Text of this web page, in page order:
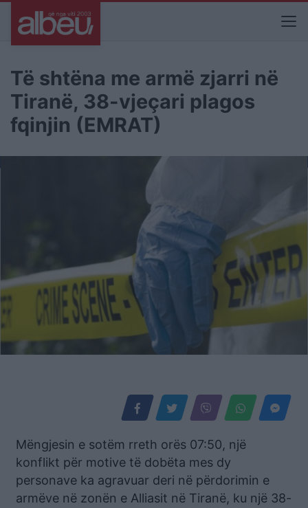
Të shtëna me armë zjarri në
Tiranë, 38-vjeçari plagos
fqinjin (EMRAT)
Mëngjesin e sotëm rreth orës 07:50, një
konflikt për motive të dobëta mes dy
personave ka agravuar deri në përdorimin e
armëve në zonën e Alliasit në Tiranë, ku një 38-